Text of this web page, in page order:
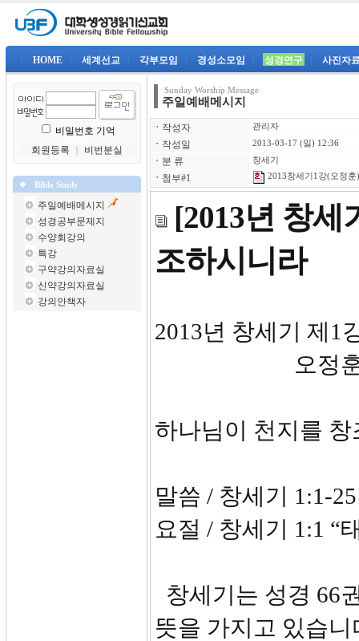
HOME 세계선교 각부모임 경성소모임 성경연구 사진자
비밀번호 기억
회원등록
비번분실
Bible Study
주일예배메시지
성경공부문제지
수양회강의
특강
구약강의자료실
신약강의자료실
강의안책자
Sunday Worship Message
주일예배메시지
ㆍ 작성자 관리자
ㆍ 작성일 2013-03-17 (일) 12:36
ㆍ 분 류 창세기
ㆍ 첨부#1 2013창세기1강(오정훈
[2013년 창세
조하시니라
2013
오정
하나님이 천지를
말씀 / 창세기 1:1-25
요절 / 창세기 1:1 “
창세기는 성경 66
뜻을 가지고 있습